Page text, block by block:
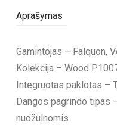
Aprašymas
Gamintojas – Falquon,
Kolekcija – Wood
Integruotas paklotas –
Dangos pagrindo tipas
nuožulnomis